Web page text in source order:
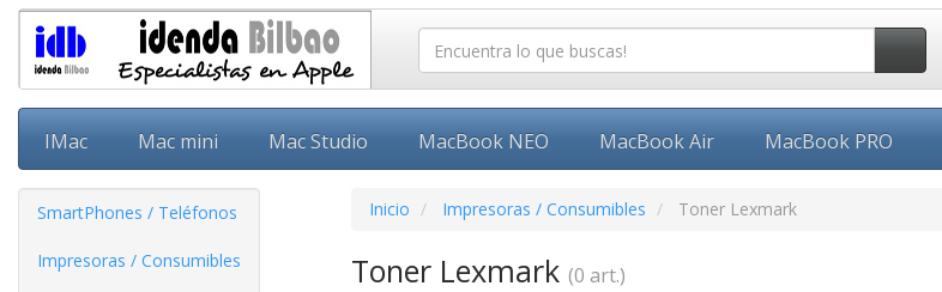
IMac Mac mini Mac Studio MacBook NEO MacBook Air MacBook PRO
SmartPhones / Teléfonos
Impresoras / Consumibles
Inicio Impresoras / Consumibles Toner Lexmark
Toner Lexmark (0 art.)